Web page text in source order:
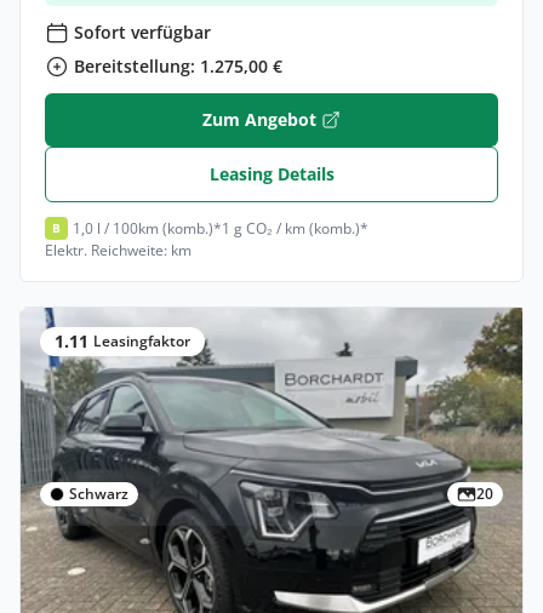
Sofort verfügbar
Bereitstellung: 1.275,00 €
Zum Angebot
Leasing Details
B 1,0 l / 100km (komb.)*1 g CO₂ / km (komb.)*
Elektr. Reichweite: km
1.11 Leasingfaktor
Schwarz 20
Privat
Kia Niro 1.6 GDI Plug-in Hybrid Spirit